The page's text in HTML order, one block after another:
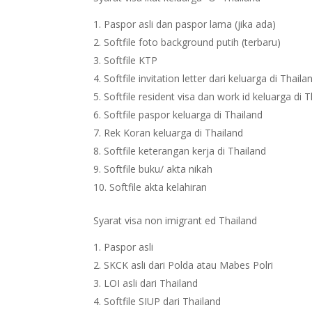
Paspor asli dan paspor lama (jika ada)
Softfile foto background putih (terbaru)
Softfile KTP
Softfile invitation letter dari keluarga di
Softfile resident visa dan work id keluarga di
Softfile paspor keluarga di Thailand
Rek Koran keluarga di Thailand
Softfile keterangan kerja di Thailand
Softfile buku/ akta nikah
Softfile akta kelahiran
Syarat visa non imigrant ed Thailand
Paspor asli
SKCK asli dari Polda atau Mabes Polri
LOI asli dari Thailand
Softfile SIUP dari Thailand